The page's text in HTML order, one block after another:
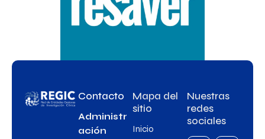
Contacto
Administr
ación
Mapa del
sitio
Inicio
Nuestras
redes
sociales